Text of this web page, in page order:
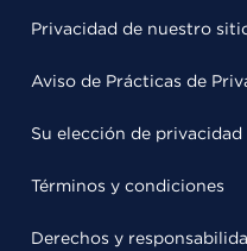
Privacidad de nuestro
Aviso de Prácticas de
Su elección de privacidad
Términos y condiciones
Derechos y